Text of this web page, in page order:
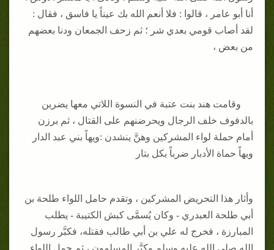
أنا أبو عامر ، قالوا : فلا أنعم الله بك عيناً يا فاسق ، فقال :
لقد أصاب قومي بعدي شر ؛ ثم زحف الجمعان ودنا بعضهم
من بعض ،
وقامت هند بنت عتبة في النسوة اللاتي معها يضربن
بالدفوف خلف الرجال ويحرضنهم على القتال ، ثم برزن
أمام حملة لواء المشركين وهنَّ ينشدن :ويهاً بني عبد الدار
ويهاً حماة الأدبار ضرباً بكل بتار
وأثار هذا التحريض المشركين ، وتقدم حامل اللواء طلحة بن
أبي طلحة العبدري - وكان يُسمَّى كبش الكتيبة - يطلب
المبارزة ، فخرج له علي بن أبي طالب فقتله، فكبَّر رسول
الله صلى الله عليه وسلم وكبَّر المسلمون ، ثم حمل اللواء